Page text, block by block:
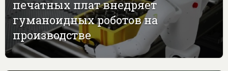
печатных плат внедряет
гуманоидных роботов на
производстве